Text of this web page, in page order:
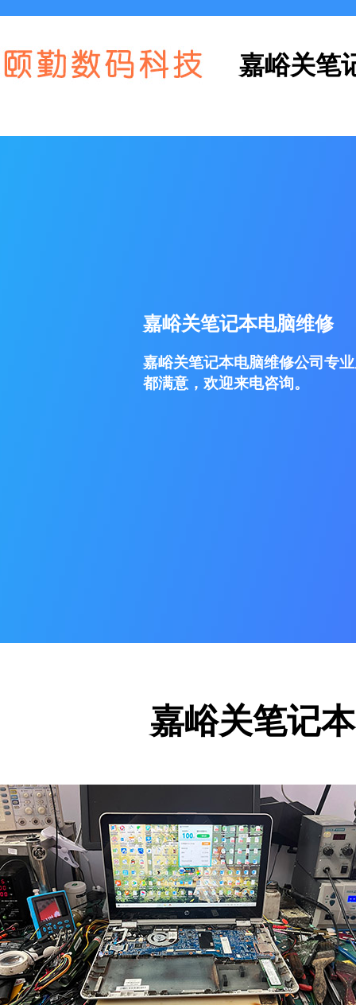
嘉峪关笔
嘉峪关笔记本电脑维修
嘉峪关笔记本电脑维修公司专
都满意，欢迎来电咨询。
嘉峪关笔记